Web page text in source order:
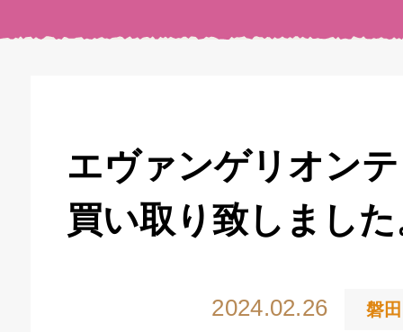
エヴァンゲリオン
買い取り致しまし
2024.02.26 磐